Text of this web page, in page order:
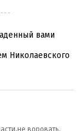
вами
Николаевского
воровать,